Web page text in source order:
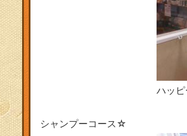
ハッ
シャンプーコース☆